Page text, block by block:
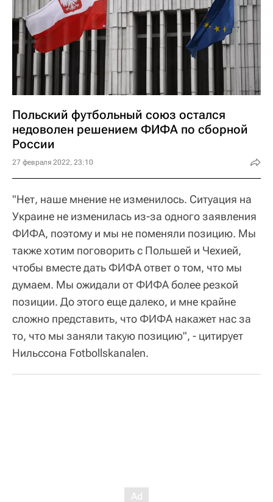
Польский футбольный союз остался
недоволен решением ФИФА по сборной
России
27 февраля 2022, 23:10
"Нет, наше мнение не изменилось. Ситуация на
Украине не изменилась из-за одного заявления
ФИФА, поэтому и мы не поменяли позицию. Мы
также хотим поговорить с Польшей и Чехией,
чтобы вместе дать ФИФА ответ о том, что мы
думаем. Мы ожидали от ФИФА более резкой
позиции. До этого еще далеко, и мне крайне
сложно представить, что ФИФА накажет нас за
то, что мы заняли такую позицию", - цитирует
Нильссона Fotbollskanalen.